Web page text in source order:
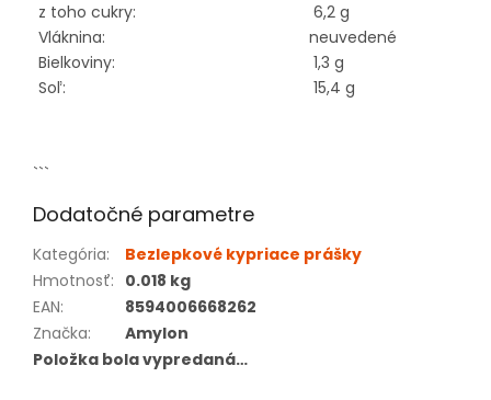
z toho cukry:
6,2 g
Vláknina:
neuvedené
Bielkoviny:
1,3 g
Soľ:
15,4 g
```
Dodatočné parametre
Kategória:
Bezlepkové kypriace prášky
Hmotnosť: 0.018 kg
EAN:
8594006668262
Značka:
Amylon
Položka bola vypredaná…